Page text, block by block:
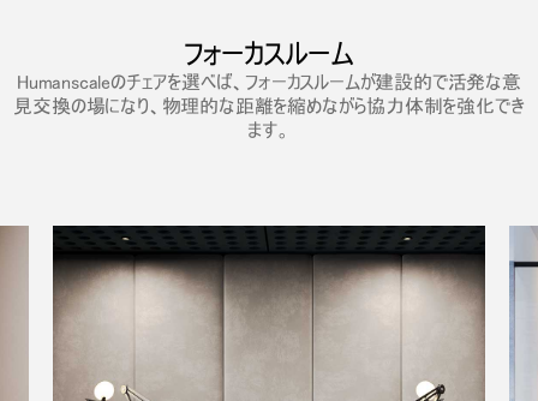
フォーカスルーム
Humanscaleのチェアを選べば、フォーカスルームが建設的で活発な意
見交換の場になり、物理的な距離を縮めながら協力体制を強化でき
ます。